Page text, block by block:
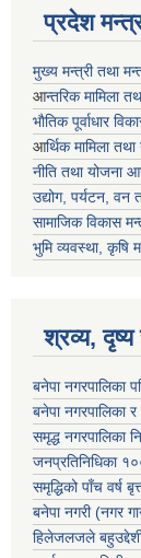
प्रदेश
मुख्य मन्त्री तथा
आन्तरिक मामिला
भाैतिक पूर्वाधार
आर्थिक मामिला
नीति तथा योजना
उद्योग, पर्यटन, वन
सामाजिक विकास
भुमि व्यवस्था, कृषि
श्रव्य,
बनेपा नगरपालिका
बनेपा नगरपालिका
समृद्ध नगरपालिका
जनप्रतिनिधिका
समृद्धिको पाँच वर्ष
बनेपा नगरी (नगर
हिलेजलजले